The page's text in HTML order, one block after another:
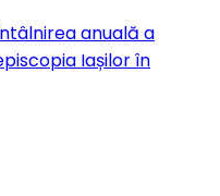
anuală a
Iașilor în